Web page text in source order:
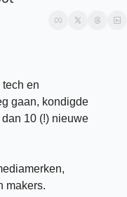
en
gaan, kondigde
10 (!) nieuwe
makers.